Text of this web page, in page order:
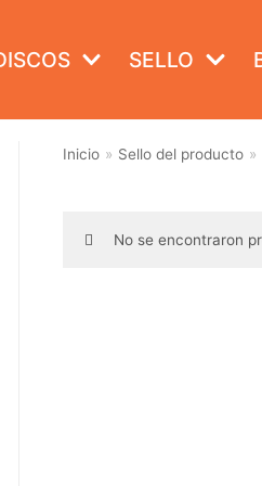
SELLO
Inicio » Sello del producto »
No se encontraron